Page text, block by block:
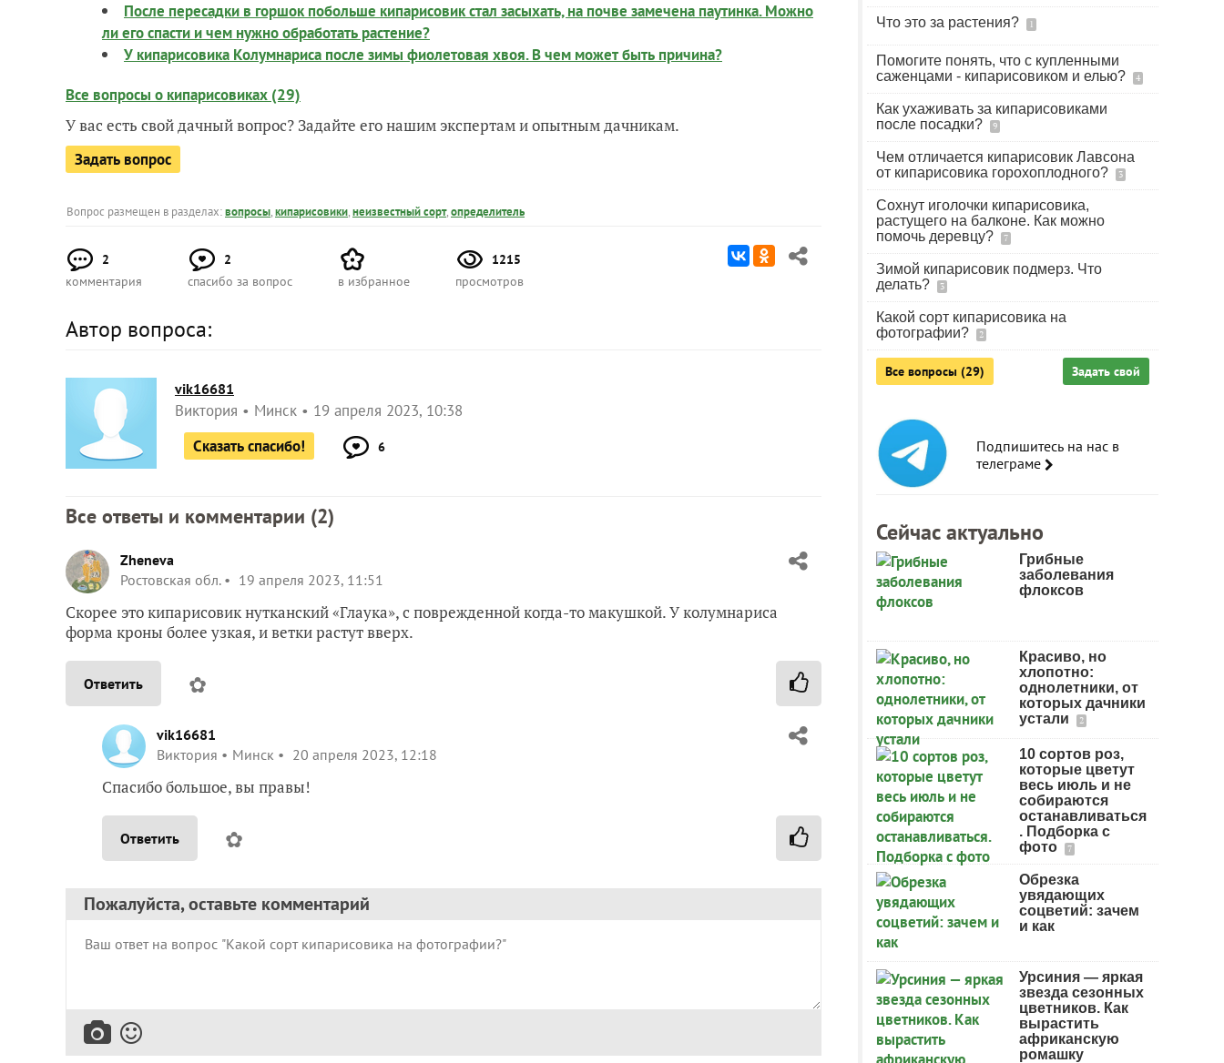
После пересадки в горшок побольше кипарисовик стал засыхать, на почве замечена паутинка. Можно
ли его спасти и чем нужно обработать растение?
У кипарисовика Колумнариса после зимы фиолетовая хвоя. В чем может быть причина?
Все вопросы о кипарисовиках (29)
У вас есть свой дачный вопрос? Задайте его нашим экспертам и опытным дачникам.
Задать вопрос
Вопрос размещен в разделах:вопросы,кипарисовики,неизвестный сорт,определитель
2
комментария
2
спасибо за вопрос
в избранное
1215
просмотров
Автор вопроса:
vik16681
Виктория Минск
19 апреля 2023, 10:38
Сказать спасибо!
6
Все ответы и комментарии (2)
Zheneva
Ростовская обл.
19 апреля 2023, 11:51
Скорее это кипарисовик нутканский «Глаука», с поврежденной когда-то макушкой. У колумнариса
форма кроны более узкая, и ветки растут вверх.
Ответить ✿
vik16681
Виктория
Минск 20 апреля 2023, 12:18
Спасибо большое, вы правы!
Ответить ✿
Пожалуйста, оставьте комментарий
Что это за растения? 1
Помогите понять, что с купленными
саженцами - кипарисовиком и елью?
4
Как ухаживать за кипарисовиками
после посадки?
9
Чем отличается кипарисовик Лавсона
от кипарисовика горохоплодного?
3
Сохнут иголочки кипарисовика,
растущего на балконе. Как можно
помочь деревцу?
7
Зимой кипарисовик подмерз. Что
делать?
3
Какой сорт кипарисовика на
фотографии?
2
Все вопросы (29) Задать свой
Подпишитесь на нас в
телеграме
Сейчас актуально
Грибные
заболевания
флоксов
Красиво, но
хлопотно:
однолетники, от
которых дачники
устали
2
10 сортов роз,
которые цветут
весь июль и не
собираются
останавливаться
. Подборка с
фото
7
Обрезка
увядающих
соцветий: зачем
и как
Урсиния — яркая
звезда сезонных
цветников. Как
вырастить
африканскую
ромашку